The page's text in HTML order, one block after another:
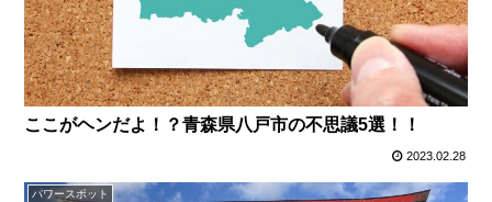
ここがヘンだよ！？青森県八戸市の不思議5選！！
2023.02.28
パワースポット